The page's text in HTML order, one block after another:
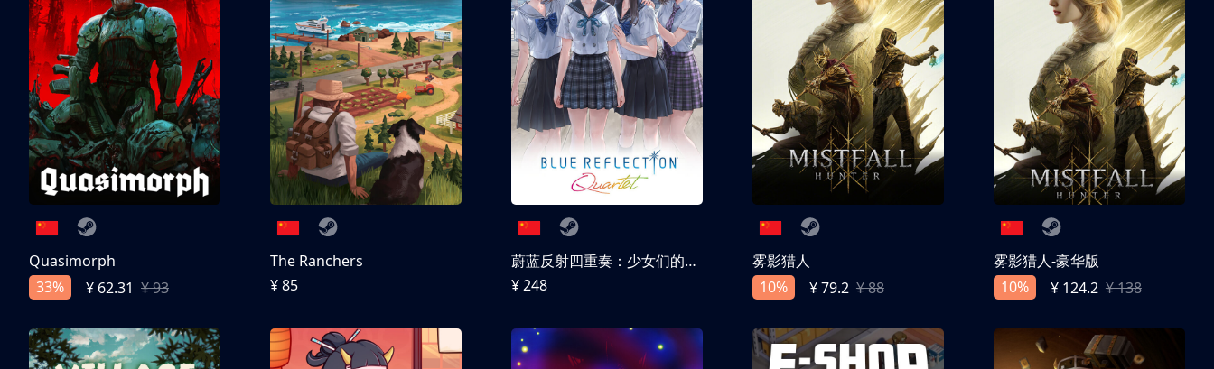
Quasimorph
33%
¥ 62.31 ¥ 93
The Ranchers
¥ 85
蔚蓝反射四重奏：少女们的奇迹
¥ 248
雾影猎人
10%
¥ 79.2 ¥ 88
雾影猎人-豪华版
10%
¥ 124.2 ¥ 138